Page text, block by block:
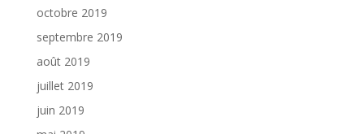
octobre 2019
septembre 2019
août 2019
juillet 2019
juin 2019